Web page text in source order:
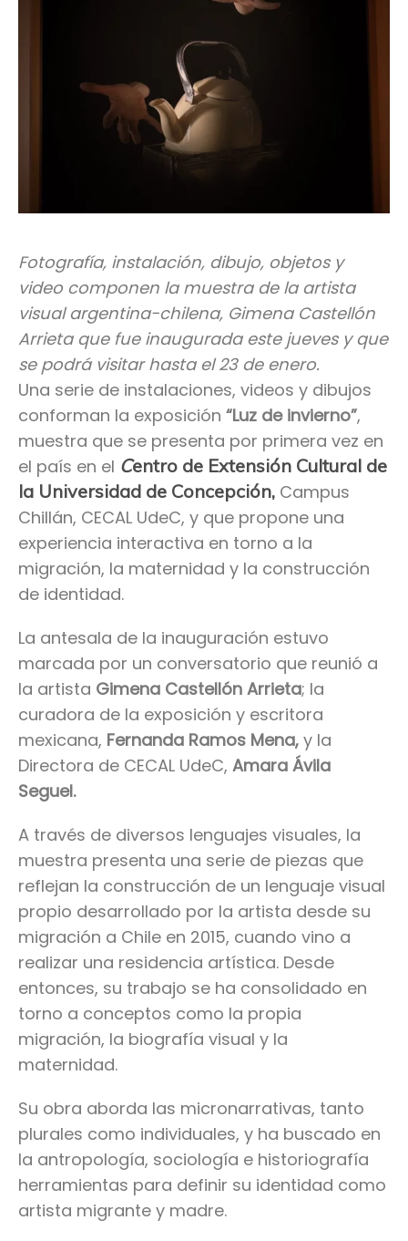
Fotografía, instalación, dibujo, objetos y
video componen la muestra de la artista
visual argentina-chilena, Gimena Castellón
Arrieta que fue inaugurada este jueves y que
se podrá visitar hasta el 23 de enero.
Una serie de instalaciones, videos y dibujos
conforman la exposición “Luz de invierno”,
muestra que se presenta por primera vez en
el país en el Centro de Extensión Cultural de
la Universidad de Concepción, Campus
Chillán, CECAL UdeC, y que propone una
experiencia interactiva en torno a la
migración, la maternidad y la construcción
de identidad.
La antesala de la inauguración estuvo
marcada por un conversatorio que reunió a
la artista Gimena Castellón Arrieta; la
curadora de la exposición y escritora
mexicana, Fernanda Ramos Mena, y la
Directora de CECAL UdeC, Amara Ávila
Seguel.
A través de diversos lenguajes visuales, la
muestra presenta una serie de piezas que
reflejan la construcción de un lenguaje visual
propio desarrollado por la artista desde su
migración a Chile en 2015, cuando vino a
realizar una residencia artística. Desde
entonces, su trabajo se ha consolidado en
torno a conceptos como la propia
migración, la biografía visual y la
maternidad.
Su obra aborda las micronarrativas, tanto
plurales como individuales, y ha buscado en
la antropología, sociología e historiografía
herramientas para definir su identidad como
artista migrante y madre.